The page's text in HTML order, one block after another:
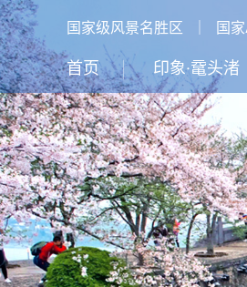
国家级风景名胜区 国
首页 印象·鼋头渚